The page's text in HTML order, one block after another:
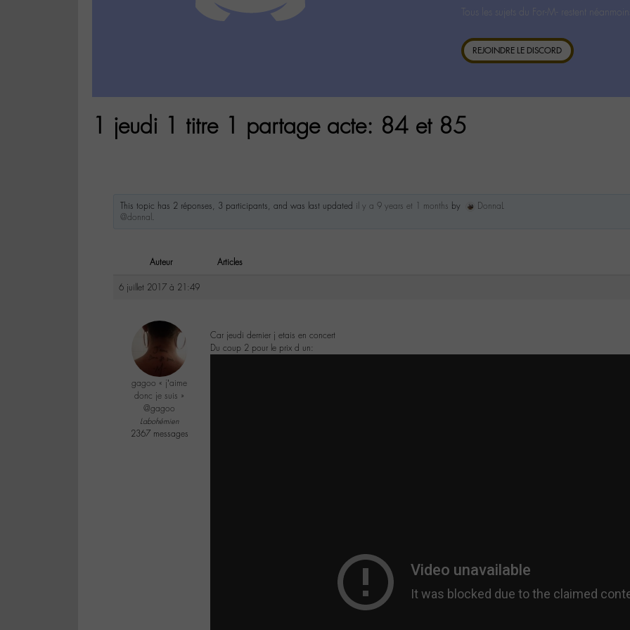
Tous les sujets du For-M- restent
REJOINDRE LE DISCORD
1 jeudi 1 titre 1 partage acte: 84 et 85
This topic has 2 réponses, 3 participants, and was last updated il y a 9 years et 1 months by
DonnaL
@donnal.
Auteur Articles
6 juillet 2017 à 21:49
gagoo « j’aime
donc je suis »
@gagoo
Labohémien
2367 messages
Car jeudi dernier j etais en concert
Du coup 2 pour le prix d un: